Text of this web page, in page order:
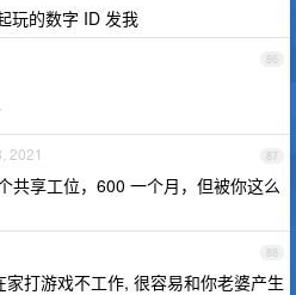
玩的数字 ID 发我
86
87
2021
共享工位，600 一个月，但被你这么
88
打游戏不工作, 很容易和你老婆产生